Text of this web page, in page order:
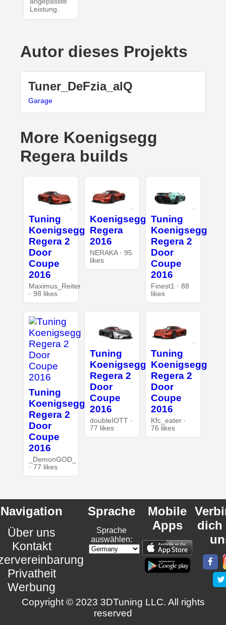
Leistung.
Autor dieses Projekts
Tuner_DeFzia_alQ
Garage
More Koenigsegg
Regera builds
Tuning
Koenigsegg
Regera 2
Door
Coupe
2016
Maximus_Reiter
· 98 likes
Koenigsegg
Regera
2016
NERAKA · 95
likes
Tuning
Koenigsegg
Regera 2
Door
Coupe
2016
Finest1 · 88
likes
Tuning
Koenigsegg
Regera 2
Door
Coupe
2016
_DemonGOD_
· 77 likes
Tuning
Koenigsegg
Regera 2
Door
Coupe
2016
doubleIOTT ·
77 likes
Tuning
Koenigsegg
Regera 2
Door
Coupe
2016
Kfc_eater ·
76 likes
Navigation
Über uns
Kontakt
Privatheit
Werbung
Sprache
Sprache
auswählen:
Mobile
Apps
dich
Copyright © 2023 3DTuning LLC. All rights
reserved